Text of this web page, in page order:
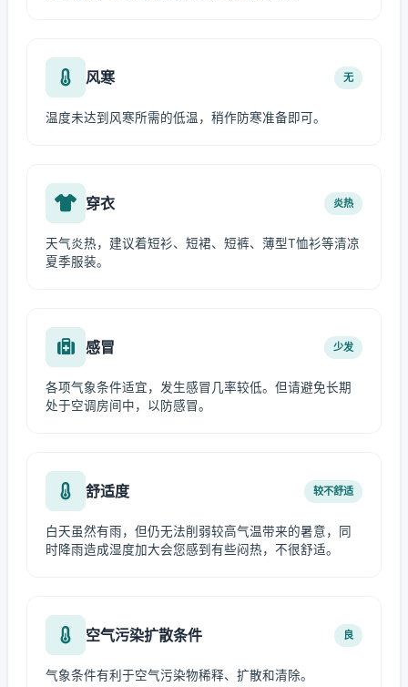
风寒 无
温度未达到风寒所需的低温，稍作防寒准备即可。
穿衣 炎热
天气炎热，建议着短衫、短裙、短裤、薄型T恤衫等清凉
夏季服装。
感冒 少发
各项气象条件适宜，发生感冒几率较低。但请避免长期
处于空调房间中，以防感冒。
舒适度 较不舒适
白天虽然有雨，但仍无法削弱较高气温带来的暑意，同
时降雨造成湿度加大会您感到有些闷热，不很舒适。
空气污染扩散条件 良
气象条件有利于空气污染物稀释、扩散和清除。